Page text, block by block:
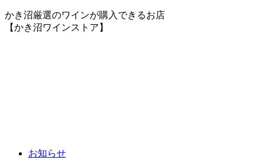
かき沼厳選のワインが購入できるお店
【かき沼ワインストア】
お知らせ